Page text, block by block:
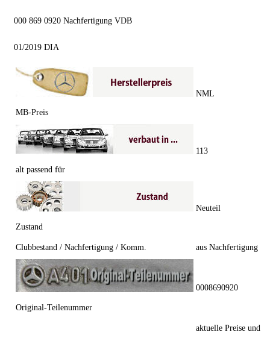
000 869 0920 Nachfertigung VDB
01/2019 DIA
MB-Preis
NML
alt passend für
113
Zustand
Neuteil
Clubbestand / Nachfertigung / Komm. aus Nachfertigung
Original-Teilenummer
0008690920
aktuelle Preise und